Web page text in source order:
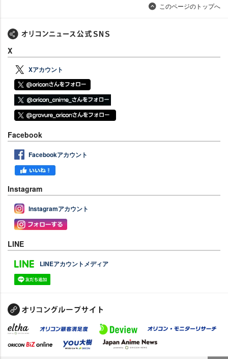
このページのトップへ
X
Xアカウント
Facebook
Facebookアカウント
Instagram
Instagramアカウント
LINE
LINEアカウントメディア